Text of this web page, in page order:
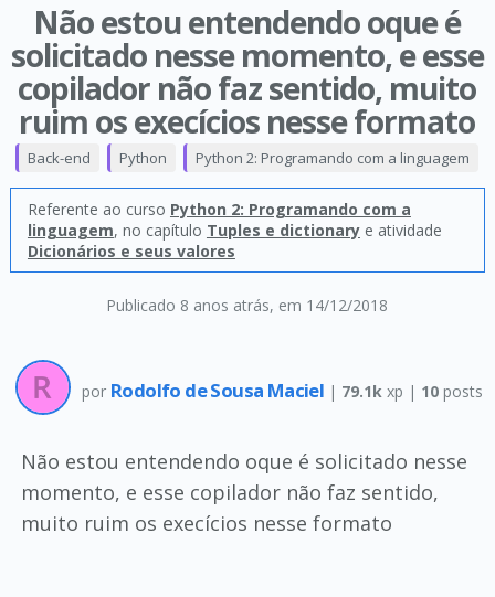
Não estou entendendo oque é
solicitado nesse momento, e esse
copilador não faz sentido, muito
ruim os execícios nesse formato
Publicado 8 anos atrás, em 14/12/2018
Back-end Python Python 2: Programando com a linguagem
Referente ao curso Python 2: Programando com a
linguagem, no capítulo Tuples e dictionarye atividade
Dicionários e seus valores
por Rodolfo de Sousa Maciel | 79.1k xp | 10posts
Não estou entendendo oque é solicitado nesse
momento, e esse copilador não faz sentido,
muito ruim os execícios nesse formato